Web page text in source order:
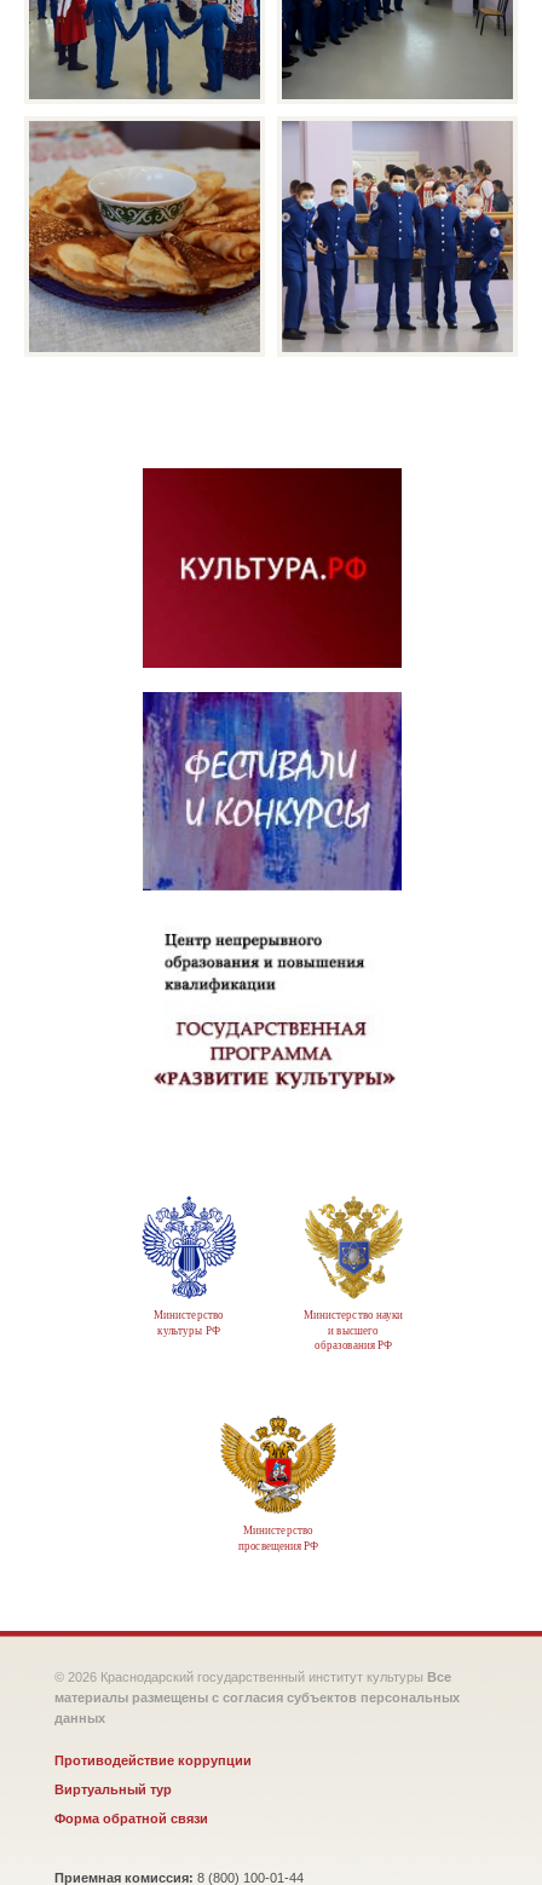
Министерство
культуры РФ
Министерство науки
и высшего
образования РФ
Министерство
просвещения РФ
© 2026 Краснодарский государственный институт культуры Все
материалы размещены с согласия субъектов персональных
данных
Противодействие коррупции
Виртуальный тур
Форма обратной связи
Приемная комиссия: 8 (800) 100-01-44